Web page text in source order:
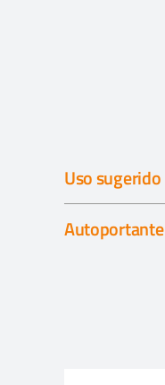
Uso sugerido
Autoportante